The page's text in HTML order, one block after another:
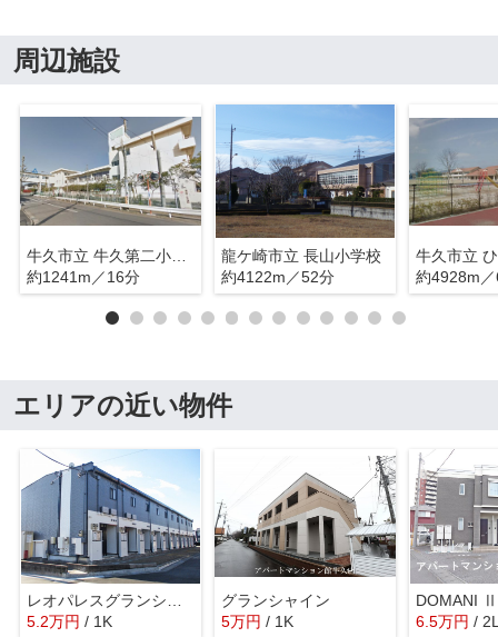
周辺施設
牛久市立 牛久第二小学校
約1241m／16分
龍ケ崎市立 長山小学校
約4122m／52分
約4928m
エリアの近い物件
5.2万円 / 1K
グランシャイン
5万円 / 1K
DOMANI Ⅱ
6.5万円 /